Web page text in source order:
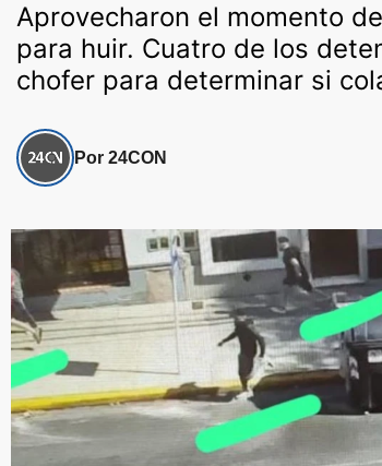
Aprovecharon el momento
para huir. Cuatro de los
chofer para determinar si
Por 24CON